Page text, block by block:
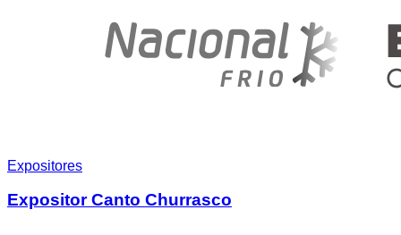
Expositores
Expositor Canto Churrasco